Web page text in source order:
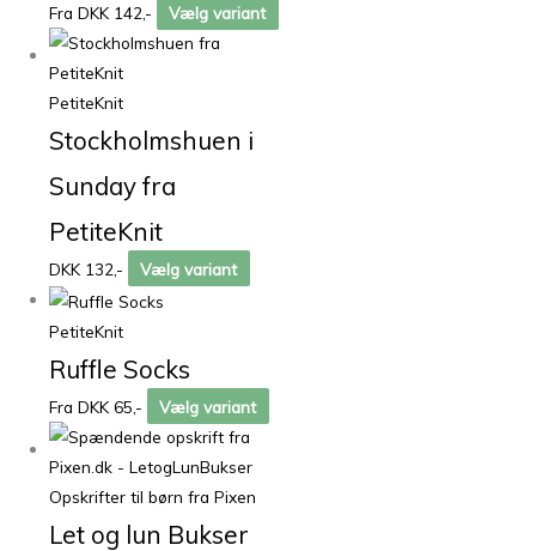
Fra DKK 142,- Vælg variant
PetiteKnit
Stockholmshuen i
Sunday fra
PetiteKnit
DKK 132,- Vælg variant
PetiteKnit
Ruffle Socks
Fra DKK 65,- Vælg variant
Opskrifter til børn fra Pixen
Let og lun Bukser